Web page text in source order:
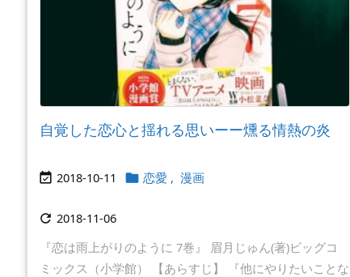
自覚した恋心と揺れる思いーー燻る情熱の炎
 2018-10-11  恋愛 , 漫画
 2018-11-06
『恋は雨上がりのように 7巻』 眉月じゅん(著)ビッグコ
ミックス（小学館） 【あらすじ】 『他にやりたいことな